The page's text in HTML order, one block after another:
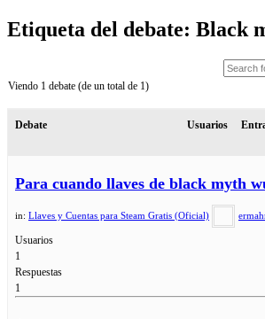
Etiqueta del debate: Black
Viendo 1 debate (de un total de 1)
Debate Usuarios
Para cuando llaves de black myth
in: Llaves y Cuentas para Steam Gratis (Oficial)
Usuarios
1
Respuestas
1